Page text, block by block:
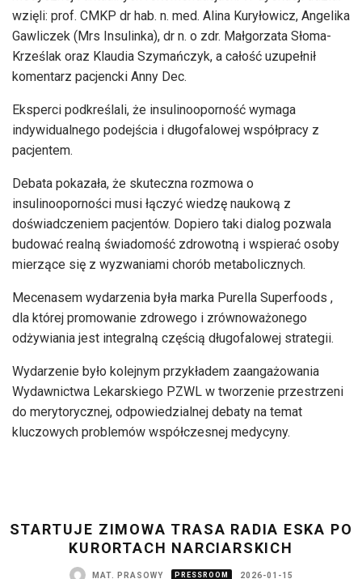
wzięli: prof. CMKP dr hab. n. med. Alina Kuryłowicz, Angelika
Gawliczek (Mrs Insulinka), dr n. o zdr. Małgorzata Słoma-
Krześlak oraz Klaudia Szymańczyk, a całość uzupełnił
komentarz pacjencki Anny Dec.
Eksperci podkreślali, że insulinooporność wymaga
indywidualnego podejścia i długofalowej współpracy z
pacjentem.
Debata pokazała, że skuteczna rozmowa o
insulinooporności musi łączyć wiedzę naukową z
doświadczeniem pacjentów. Dopiero taki dialog pozwala
budować realną świadomość zdrowotną i wspierać osoby
mierzące się z wyzwaniami chorób metabolicznych.
Mecenasem wydarzenia była marka Purella Superfoods ,
dla której promowanie zdrowego i zrównoważonego
odżywiania jest integralną częścią długofalowej strategii.
Wydarzenie było kolejnym przykładem zaangażowania
Wydawnictwa Lekarskiego PZWL w tworzenie przestrzeni
do merytorycznej, odpowiedzialnej debaty na temat
kluczowych problemów współczesnej medycyny.
STARTUJE ZIMOWA TRASA RADIA ESKA PO
KURORTACH NARCIARSKICH
MAT. PRASOWY PRESSROOM 2026-01-15